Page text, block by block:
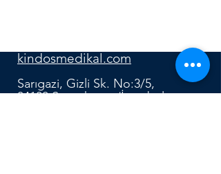
kindosmedikal.com
Sarıgazi, Gizli Sk. No:3/5,
34100 Sancaktepe/İstanbul